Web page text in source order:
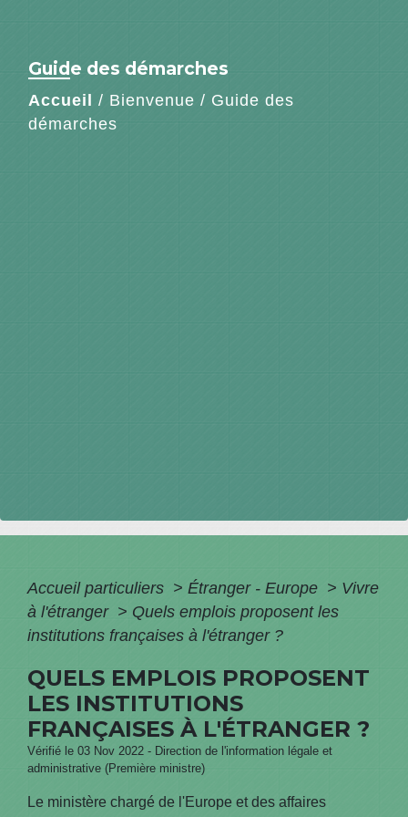
Guide des démarches
Accueil / Bienvenue / Guide des
démarches
Accueil particuliers > Étranger - Europe > Vivre
à l'étranger > Quels emplois proposent les
institutions françaises à l'étranger ?
QUELS EMPLOIS PROPOSENT
LES INSTITUTIONS
FRANÇAISES À L'ÉTRANGER ?
Vérifié le 03 Nov 2022 - Direction de l'information légale et
administrative (Première ministre)
Le ministère chargé de l'Europe et des affaires